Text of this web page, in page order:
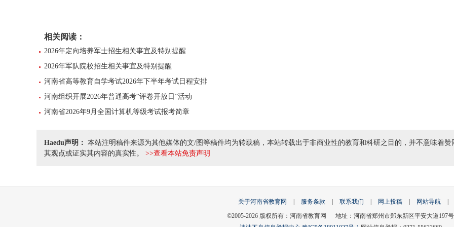
相关阅读：
2026年定向培养军士招生相关事宜及特别提醒
2026年军队院校招生相关事宜及特别提醒
河南省高等教育自学考试2026年下半年考试日程安排
河南组织开展2026年普通高考“评卷开放日”活动
河南省2026年9月全国计算机等级考试报考简章
Haedu声明： 本站注明稿件来源为其他媒体的文/图等稿件均为转载稿，本站转载出于非商业性的教育和科研之目的，并不意味着赞
其观点或证实其内容的真实性。 >>查看本站免责声明
关于河南省教育网 服务条款 联系我们 网上投稿 网站导航
©2005-2026 版权所有：河南省教育网 地址：河南省郑州市郑东新区平安大道197号